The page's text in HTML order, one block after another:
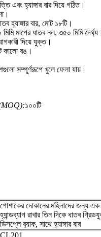
এবং হ্যাঙ্গার বার দিয়ে গঠিত।
হ্যাঙ্গার বার, মোট ১৮টি।
মাপের ধাতব নল, ৩৫০ মিমি দৈর্ঘ্য।
দিয়ে যুক্ত।
কালো রঙ।
সম্পূর্ণরূপে খুলে ফেলা যায়।
(MOQ):১০০টি
পোশাকের দোকানের মহিলাদের জন্য এক
হ্যান্ডব্যাগ রাখার তিন দিকে ধাতব
ডিসপ্লে র‍্যাক, সাথে হ্যাঙ্গার বার
CL201